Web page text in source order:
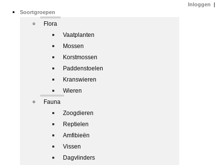
Soortgroepen
Flora
Vaatplanten
Mossen
Korstmossen
Paddenstoelen
Kranswieren
Wieren
Fauna
Zoogdieren
Reptielen
Amfibieën
Vissen
Dagvlinders
Inloggen |